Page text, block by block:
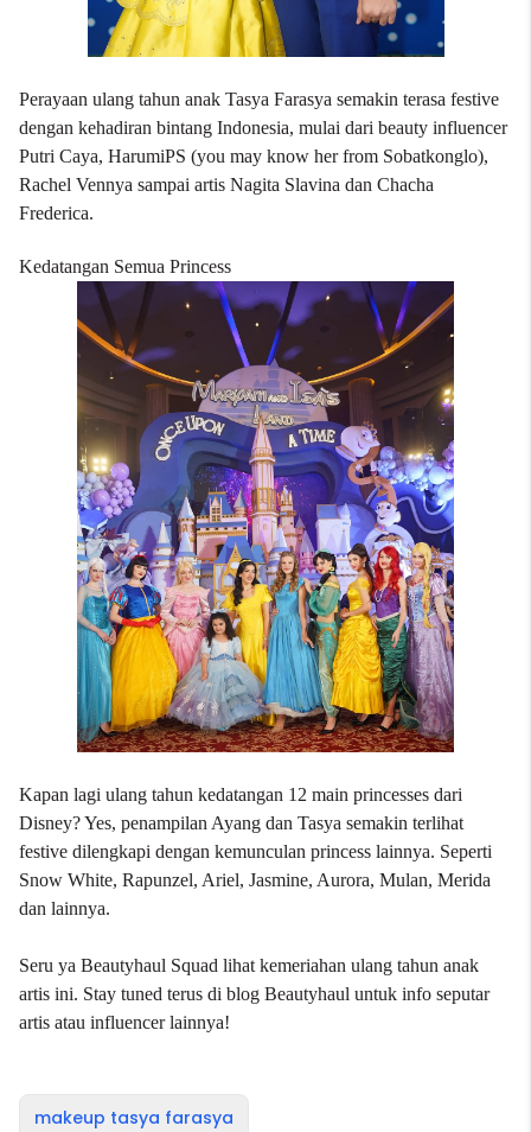
Perayaan ulang tahun anak Tasya Farasya semakin terasa festive
dengan kehadiran bintang Indonesia, mulai dari beauty influencer
Putri Caya, HarumiPS (you may know her from Sobatkonglo),
Rachel Vennya sampai artis Nagita Slavina dan Chacha
Frederica.
Kedatangan Semua Princess
Kapan lagi ulang tahun kedatangan 12 main princesses dari
Disney? Yes, penampilan Ayang dan Tasya semakin terlihat
festive dilengkapi dengan kemunculan princess lainnya. Seperti
Snow White, Rapunzel, Ariel, Jasmine, Aurora, Mulan, Merida
dan lainnya.
Seru ya Beautyhaul Squad lihat kemeriahan ulang tahun anak
artis ini. Stay tuned terus di blog Beautyhaul untuk info seputar
artis atau influencer lainnya!
makeup tasya farasya